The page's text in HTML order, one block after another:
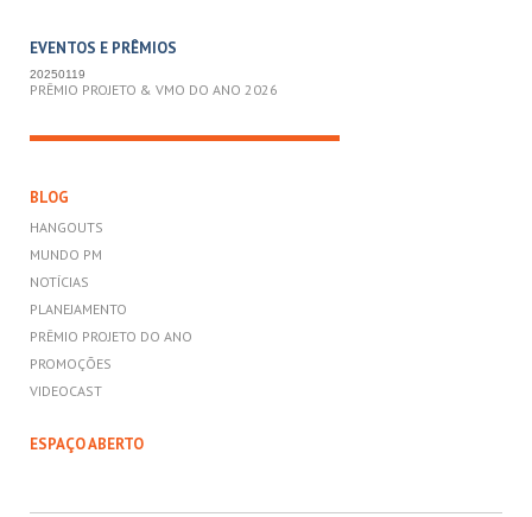
EVENTOS E PRÊMIOS
20250119
PRÊMIO PROJETO & VMO DO ANO 2026
BLOG
HANGOUTS
MUNDO PM
NOTÍCIAS
PLANEJAMENTO
PRÊMIO PROJETO DO ANO
PROMOÇÕES
VIDEOCAST
ESPAÇO ABERTO